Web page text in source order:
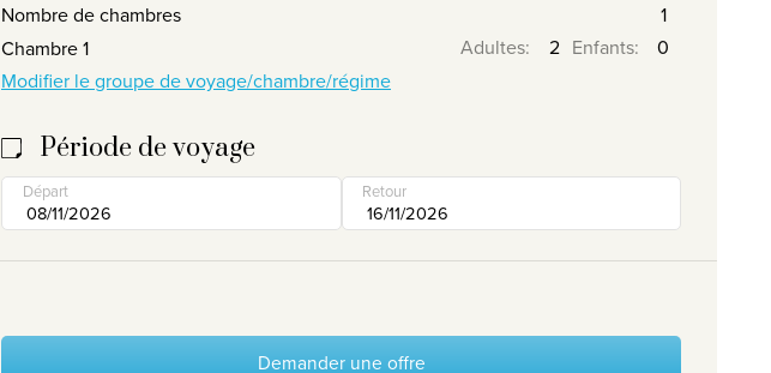
Nombre de chambres
Chambre 1
Adultes: Enfants:
Modifier le groupe de voyage/chambre/régime
Période de voyage
Départ Retour
Demander une offre